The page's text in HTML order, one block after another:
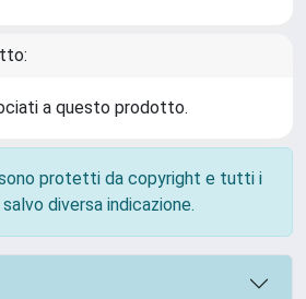
a questo prodotto.
protetti da copyright e tutti i
diversa indicazione.